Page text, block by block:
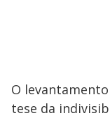
O
tese da